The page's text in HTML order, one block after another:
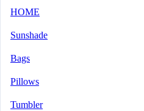
HOME
Sunshade
Bags
Pillows
Tumbler